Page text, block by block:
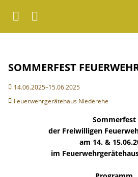
SOMMERFEST
14.06.2025–15.06.2025
Feuerwehrgerätehaus Niederehe
Sommerfest
der Freiwilligen
am 14. &
im